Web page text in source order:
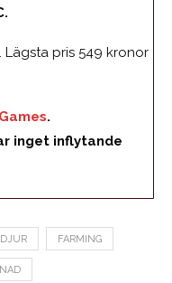
Lägsta pris 549 kronor
.
inget inflytande
DJUR FARMING